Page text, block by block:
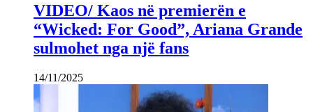
VIDEO/ Kaos në premierën e
“Wicked: For Good”, Ariana Grande
sulmohet nga një fans
14/11/2025